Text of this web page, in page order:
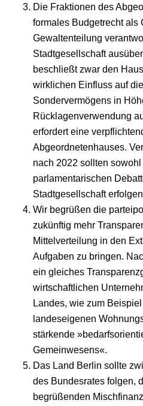
Die Fraktionen des
formales Budgetrecht als
Gewaltenteilung
Stadtgesellschaft
beschließt zwar den
wirklichen Einfluss auf
Sonder­vermögens in
Rücklagenverwendung
erfordert eine
Abgeordnetenhauses.
nach 2022 sollten
parlamentarischen
Stadtgesellschaft
Wir begrüßen die
zukünftig mehr
Mittelverteilung in den
Aufgaben zu bringen.
ein gleiches
wirtschaftlichen
Landes, wie zum
landeseigenen
stärkende
Gemeinwesens«.
Das Land Berlin sollte
des Bundesrates folgen,
begrüßenden